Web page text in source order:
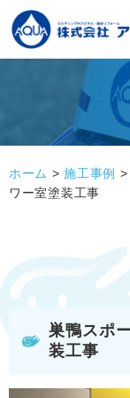
ホーム >施工事例 >
ワー室塗装工事
巣鴨スポ
装工事